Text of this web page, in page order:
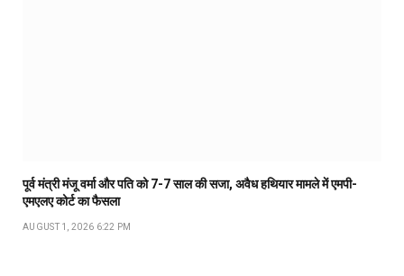
पूर्व मंत्री मंजू वर्मा और पति को 7-7 साल की सजा, अवैध हथियार मामले में एमपी-
एमएलए कोर्ट का फैसला
AUGUST 1, 2026 6:22 PM